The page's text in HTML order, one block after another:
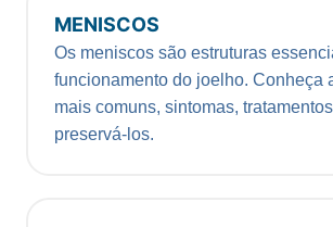
MENISCOS
Os meniscos são estruturas
funcionamento do joelho. Conheça
mais comuns, sintomas,
preservá-los.